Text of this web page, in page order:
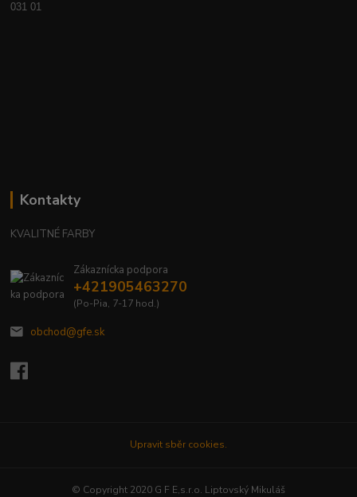
031 01
Kontakty
KVALITNÉ FARBY
Zákaznícka podpora
+421905463270
(Po-Pia, 7-17 hod.)
obchod@gfe.sk
Upravit sběr cookies.
© Copyright 2020 G F E,s.r.o. Liptovský Mikuláš